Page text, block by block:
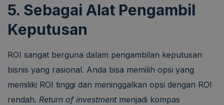
5. Sebagai Alat Pengambil
Keputusan
ROI sangat berguna dalam pengambilan keputusan
bisnis yang rasional. Anda bisa memilih opsi yang
memiliki ROI tinggi dan meninggalkan opsi dengan ROI
rendah. Return of investmentmenjadi kompas